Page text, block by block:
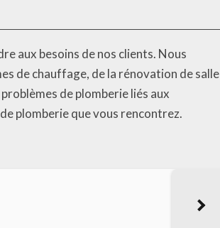
aux besoins de nos clients. Nous
de chauffage, de la rénovation de salle
de plomberie liés aux
plomberie que vous rencontrez.